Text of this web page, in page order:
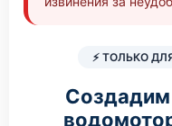
⚡ ТОЛЬКО